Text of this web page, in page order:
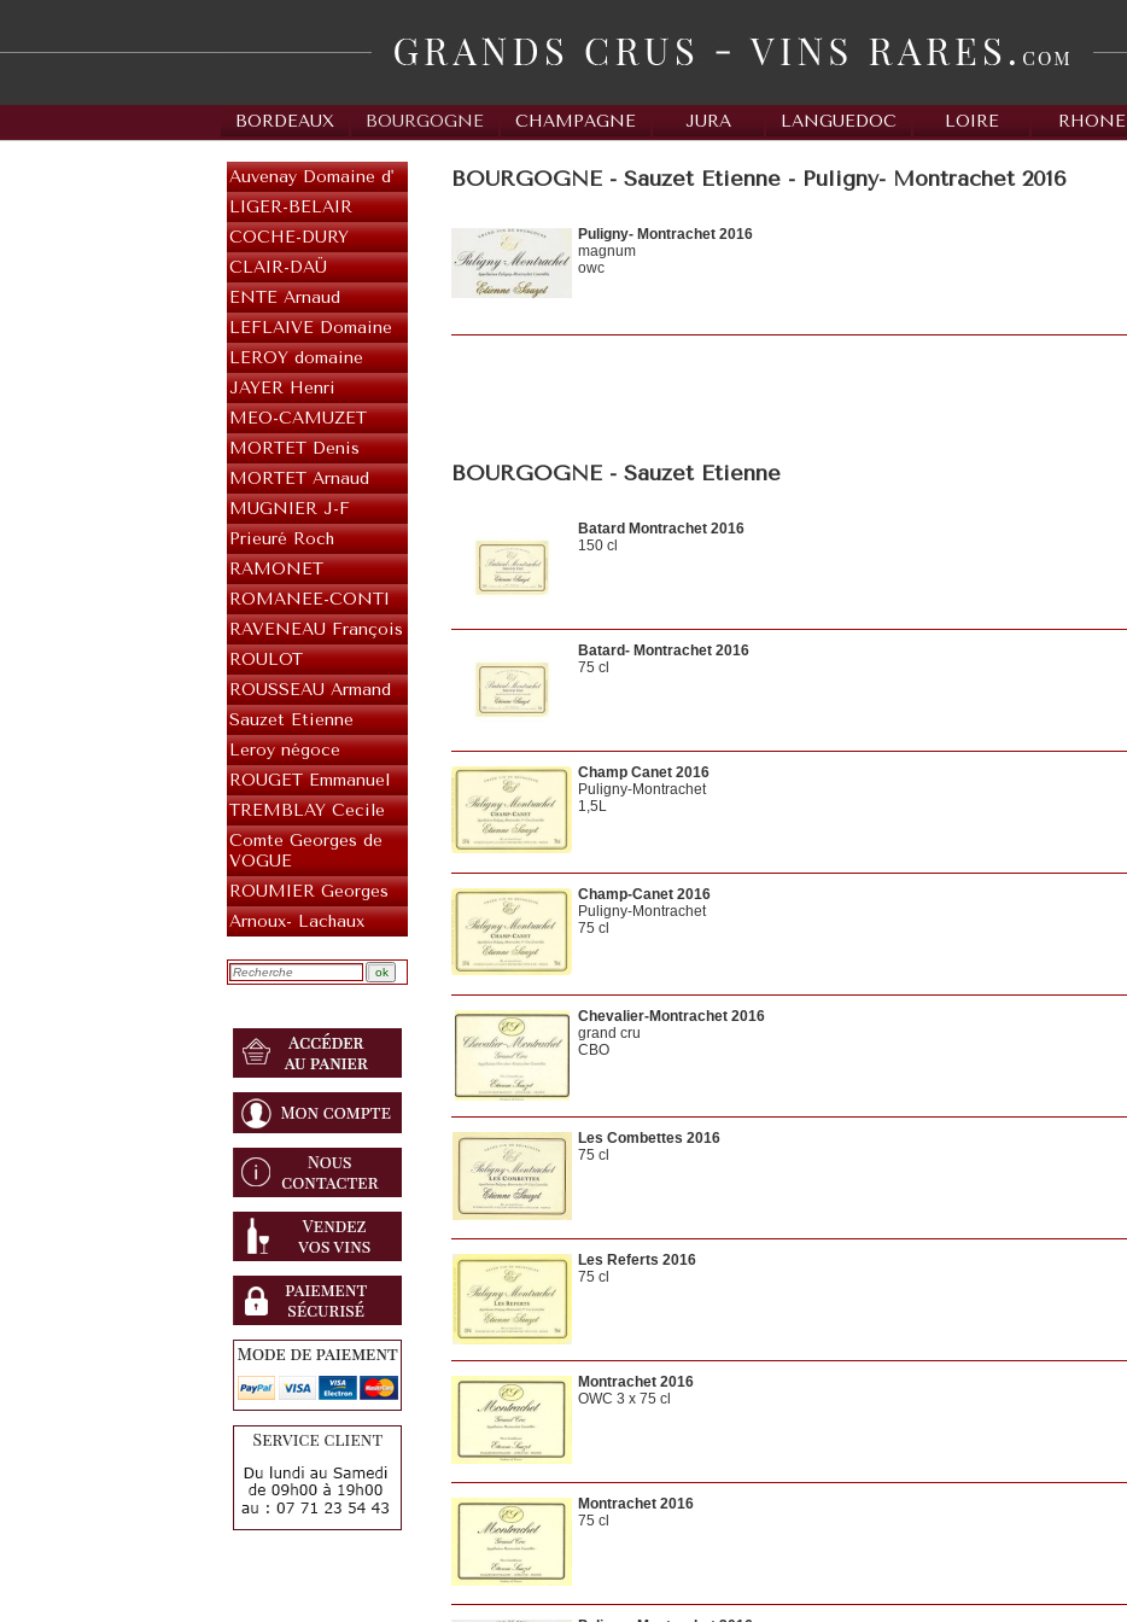
BORDEAUX BOURGOGNE CHAMPAGNE JURA LANGUEDOC LOIRE RHONE
Auvenay Domaine d'
LIGER-BELAIR
COCHE-DURY
CLAIR-DAÜ
ENTE Arnaud
LEFLAIVE Domaine
LEROY domaine
JAYER Henri
MEO-CAMUZET
MORTET Denis
MORTET Arnaud
MUGNIER J-F
Prieuré Roch
RAMONET
ROMANEE-CONTI
RAVENEAU François
ROULOT
ROUSSEAU Armand
Sauzet Etienne
Leroy négoce
ROUGET Emmanuel
TREMBLAY Cecile
Comte Georges de
VOGUE
ROUMIER Georges
Arnoux- Lachaux
BOURGOGNE - Sauzet Etienne - Puligny- Montrachet 2016
Puligny- Montrachet 2016
magnum
owc
BOURGOGNE - Sauzet Etienne
Batard Montrachet 2016
150 cl
Batard- Montrachet 2016
75 cl
Champ Canet 2016
Puligny-Montrachet
1,5L
Champ-Canet 2016
Puligny-Montrachet
75 cl
Chevalier-Montrachet 2016
grand cru
CBO
Les Combettes 2016
75 cl
Les Referts 2016
75 cl
Montrachet 2016
OWC 3 x 75 cl
Montrachet 2016
75 cl